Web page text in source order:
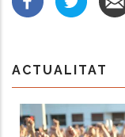
ACTUALITAT